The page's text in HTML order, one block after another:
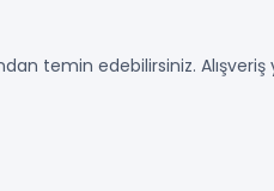
temin edebilirsiniz. Alışveriş